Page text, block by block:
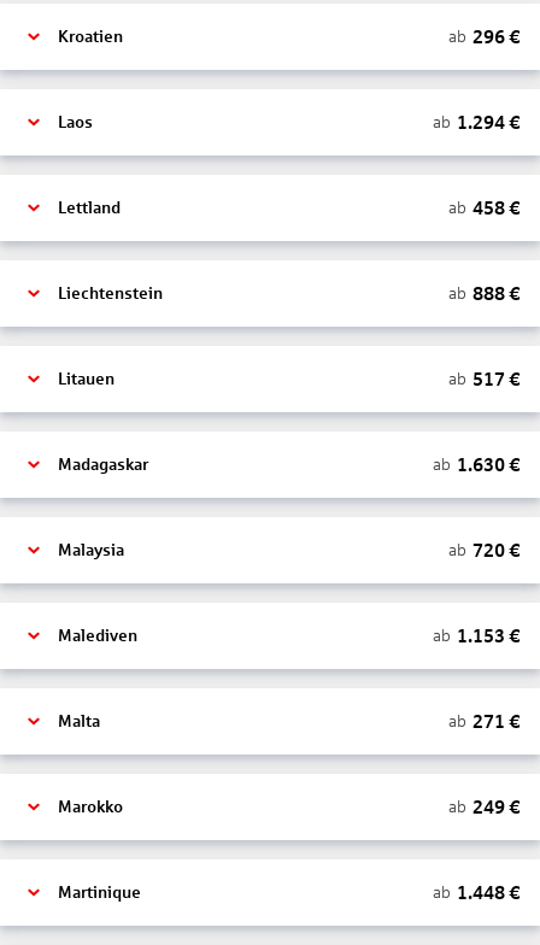
Kroatien ab 296€
Laos ab 1.294€
Lettland ab 458€
Liechtenstein ab 888€
Litauen ab 517 €
Madagaskar ab 1.630€
Malaysia ab 720€
Malediven ab 1.153 €
Malta ab 271 €
Marokko ab 249€
Martinique ab 1.448€